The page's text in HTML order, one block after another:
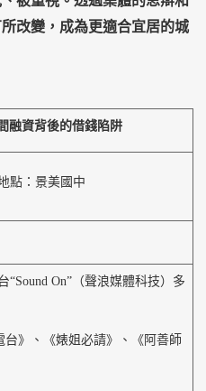
改變，成為更適合宜居的城
融資背後的借錢陷阱
點：景美國中
“Sound On”（聲浪媒體科技）多
》、《婊姐必請》、《阿善師